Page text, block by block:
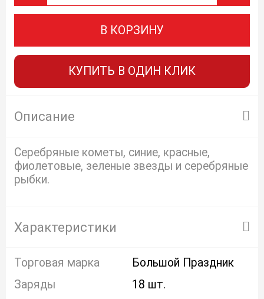
В КОРЗИНУ
КУПИТЬ В ОДИН КЛИК
Описание
Серебряные кометы, синие, красные,
фиолетовые, зеленые звезды и серебряные
рыбки.
Характеристики
Торговая марка
Большой Праздник
Заряды
18 шт.